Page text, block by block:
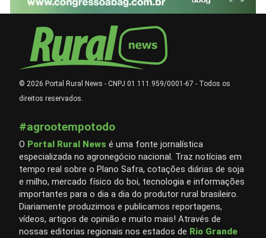
© 2026 Portal Rural News - CNPJ 01.111.959/0001-67 - Todos os
direitos reservados.
#agrootempotodo
O Portal Rural News é uma fonte jornalística
especializada no agronegócio nacional. Traz notícias em
tempo real sobre o Plano Safra, cotações diárias de soja
e milho, mercado físico do boi, tecnologia e informações
importantes para o dia a dia do produtor rural brasileiro.
Diariamente produzimos e publicamos reportagens,
vídeos, artigos de opinião e muito mais! Através de
nossas editorias regionais nos estados de Rio Grande